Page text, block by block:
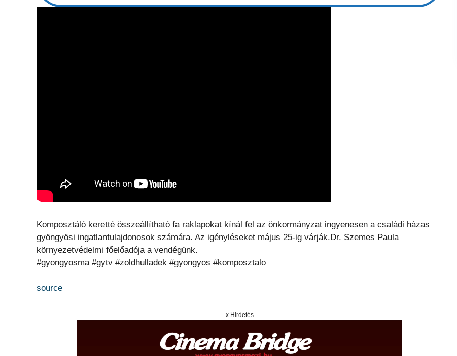
Komposztáló keretté összeállítható fa raklapokat kínál fel az önkormányzat ingyenesen a családi házas
gyöngyösi ingatlantulajdonosok számára. Az igényléseket május 25-ig várják.Dr. Szemes Paula
környezetvédelmi főelőadója a vendégünk.
#gyongyosma #gytv #zoldhulladek #gyongyos #komposztalo
source
x Hirdetés